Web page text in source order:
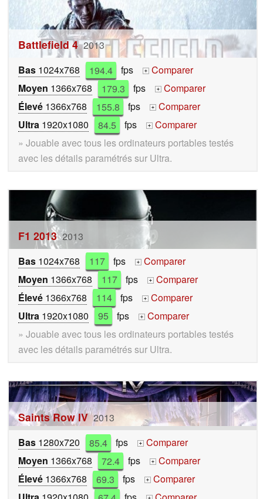
Battlefield 4 2013
Bas 1024x768 194.4 fps +
Comparer
Moyen 1366x768 179.3 fps +
Comparer
Élevé 1366x768 155.8 fps +
Comparer
Ultra 1920x1080 84.5 fps +
Comparer
» Jouable avec tous les ordinateurs portables testés
avec les détails paramétrés sur Ultra.
F1 2013 2013
Bas 1024x768 117 fps +
Comparer
Moyen 1366x768 117 fps +
Comparer
Élevé 1366x768 114 fps +
Comparer
Ultra 1920x1080 95 fps +
Comparer
» Jouable avec tous les ordinateurs portables testés
avec les détails paramétrés sur Ultra.
Saints Row IV 2013
Bas 1280x720 85.4 fps +
Comparer
Moyen 1366x768 72.4 fps +
Comparer
Élevé 1366x768 69.3 fps +
Comparer